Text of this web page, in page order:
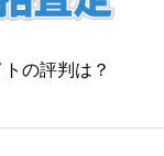
の評判は？